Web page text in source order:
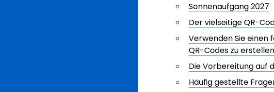
Sonnenaufgang 2027
Der vielseitige QR-
Verwenden Sie
QR-Codes zu
Die Vorbereitung auf
Häufig gestellte